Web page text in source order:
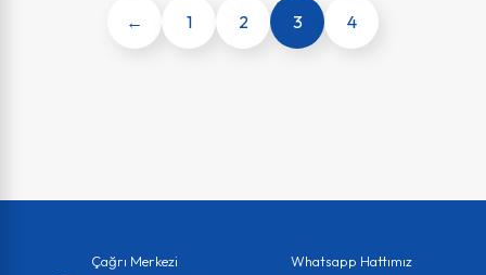
← 1 2 3 4
Çağrı Merkezi Whatsapp Hattımız